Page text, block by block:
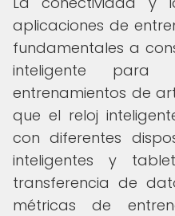
aplicaciones de
fundamentales a
inteligente para
entrenamientos de
que el reloj
con diferentes
inteligentes y
transferencia de
métricas de